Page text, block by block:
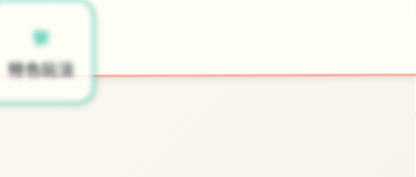
🛠️
特色玩法 开始游戏